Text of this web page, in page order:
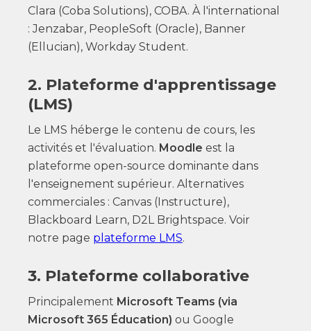
Clara (Coba Solutions), COBA. À l'international
: Jenzabar, PeopleSoft (Oracle), Banner
(Ellucian), Workday Student.
2. Plateforme d'apprentissage
(LMS)
Le LMS héberge le contenu de cours, les
activités et l'évaluation. Moodle est la
plateforme open-source dominante dans
l'enseignement supérieur. Alternatives
commerciales : Canvas (Instructure),
Blackboard Learn, D2L Brightspace. Voir
notre page plateforme LMS.
3. Plateforme collaborative
Principalement Microsoft Teams (via
Microsoft 365 Éducation) ou Google